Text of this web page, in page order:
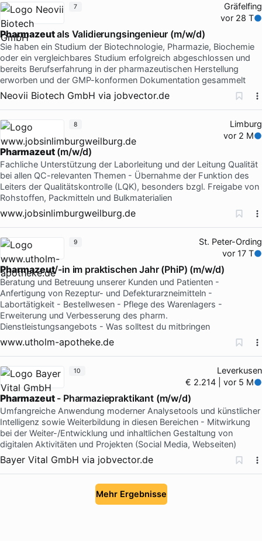
Gräfelfing
vor 28 T
Pharmazeutals Validierungsingenieur (m/w/d)
Sie haben ein Studium der Biotechnologie, Pharmazie, Biochemie
oder ein vergleichbares Studium erfolgreich abgeschlossen und
bereits Berufserfahrung in der pharmazeutischen Herstellung
erworben und der GMP-konformen Dokumentation gesammelt
Neovii Biotech GmbH via jobvector.de
7
Limburg
vor 2 M
Pharmazeut(m/w/d)
Fachliche Unterstützung der Laborleitung und der Leitung Qualität
bei allen QC-relevanten Themen - Übernahme der Funktion des
Leiters der Qualitätskontrolle (LQK), besonders bzgl. Freigabe von
Rohstoffen, Packmitteln und Bulkmaterialien
www.jobsinlimburgweilburg.de
8
St. Peter-Ording
vor 17 T
Pharmazeut/-in im praktischen Jahr (PhiP) (m/w/d)
Beratung und Betreuung unserer Kunden und Patienten -
Anfertigung von Rezeptur- und Defekturarzneimitteln -
Labortätigkeit - Bestellwesen - Pflege des Warenlagers -
Erweiterung und Verbesserung des pharm.
Dienstleistungsangebots - Was solltest du mitbringen
www.utholm-apotheke.de
9
Leverkusen
€ 2.214 | vor 5 M
Pharmazeut- Pharmaziepraktikant (m/w/d)
Umfangreiche Anwendung moderner Analysetools und künstlicher
Intelligenz sowie Weiterbildung in diesen Bereichen - Mitwirkung
bei der Weiter-/Entwicklung und inhaltlichen Gestaltung von
digitalen Aktivitäten und Projekten (Social Media, Webseiten)
Bayer Vital GmbH via jobvector.de
10
Mehr Ergebnisse